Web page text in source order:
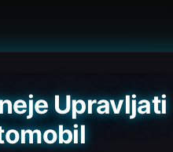
Upravljati